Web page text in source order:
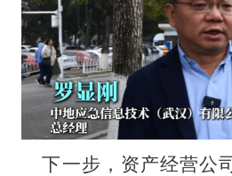
下一步，资产经营公